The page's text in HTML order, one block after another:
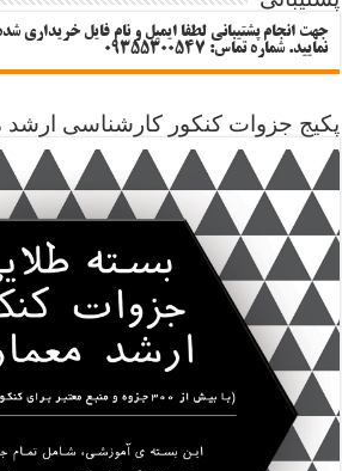
جهت انجام پشتیبانی لطفا ایمیل و نام فایل خریداری
نمایید. شماره تماس: 09355300547
پکیج جزوات کنکور کارشناسی ارشد